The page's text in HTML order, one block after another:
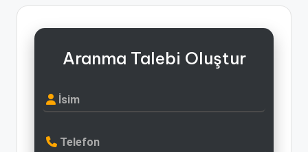
Aranma Talebi Oluştur
İsim
Telefon